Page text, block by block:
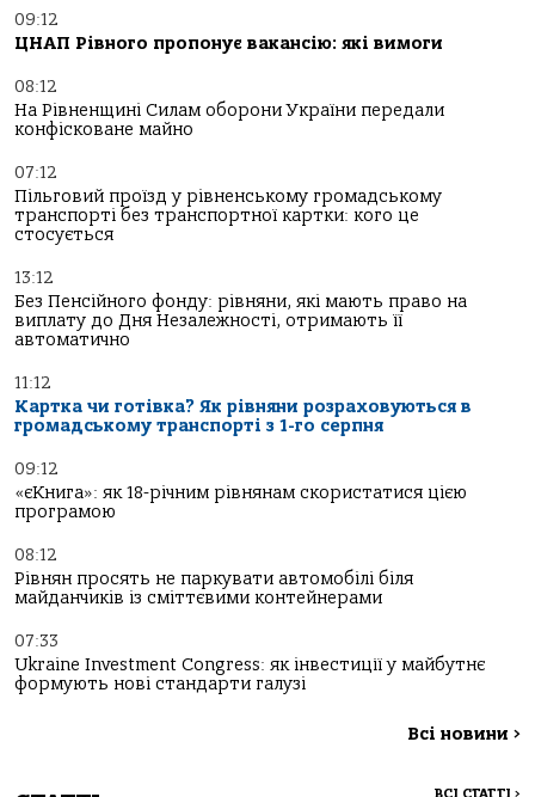
09:12
ЦНАП Рівного пропонує вакансію: які вимоги
08:12
На Рівненщині Силам оборони України передали
конфісковане майно
07:12
Пільговий проїзд у рівненському громадському
транспорті без транспортної картки: кого це
стосується
13:12
Без Пенсійного фонду: рівняни, які мають право на
виплату до Дня Незалежності, отримають її
автоматично
11:12
Картка чи готівка? Як рівняни розраховуються в
громадському транспорті з 1-го серпня
09:12
«єКнига»: як 18-річним рівнянам скористатися цією
програмою
08:12
Рівнян просять не паркувати автомобілі біля
майданчиків із сміттєвими контейнерами
07:33
Ukraine Investment Congress: як інвестиції у майбутнє
формують нові стандарти галузі
Всі новини >